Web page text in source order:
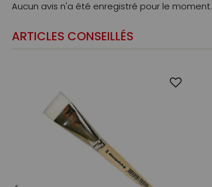
Aucun avis n'a été enregistré pour le moment.
ARTICLES CONSEILLÉS